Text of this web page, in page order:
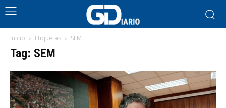
Inicio Etiquetas SEM
Tag: SEM